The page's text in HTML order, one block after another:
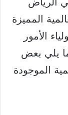
المميزة
الأمور
يلي بعض
الموجودة